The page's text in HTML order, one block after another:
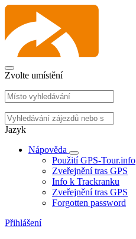
Zvolte umístění
Jazyk
Nápověda
Použití GPS-Tour.info
Zveřejnění tras GPS
Info k Trackranku
Zveřejnění tras GPS
Forgotten password
Přihlášení